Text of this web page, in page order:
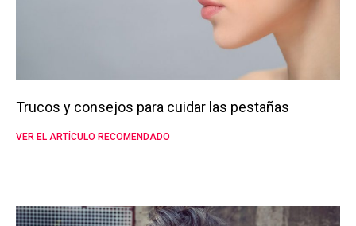
Trucos y consejos para cuidar las pestañas
VER EL ARTÍCULO RECOMENDADO